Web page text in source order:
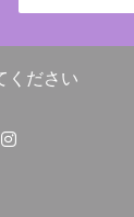
ください
しいウィンド
((新しいウィン
Instagram ((新し